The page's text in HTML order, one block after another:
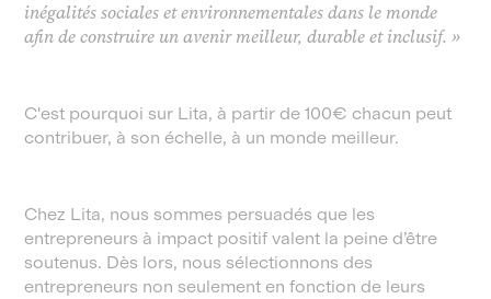
inégalités sociales et environnementales dans le monde
afin de construire un avenir meilleur, durable et inclusif.»
C'est pourquoi sur Lita, à partir de 100€ chacun peut
contribuer, à son échelle, à un monde meilleur.
Chez Lita, nous sommes persuadés que les
entrepreneurs à impact positif valent la peine d’être
soutenus. Dès lors, nous sélectionnons des
entrepreneurs non seulement en fonction de leurs